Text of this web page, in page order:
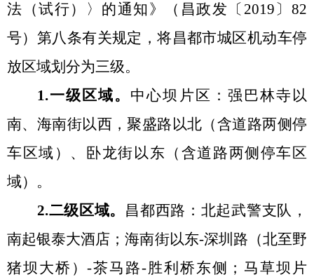
法（试行）〉的通知》（昌政发〔 2019〕82
号）第八条有关规定，将昌都市城区机动车停
放区域划分为三级。
1.一级区域。 中心坝片区：强巴林寺以
南、海南街以西，聚盛路以北（含道路两侧停
车区域）、卧龙街以东（含道路两侧停车区
域）。
2.二级区域。 昌都西路：北起武警支队，
南起银泰大酒店；海南街以东-深圳路（北至野
猪坝大桥）-茶马路-胜利桥东侧；马草坝片